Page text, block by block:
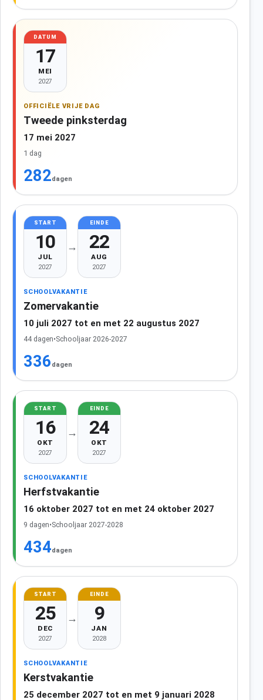
DATUM
17
MEI
2027
OFFICIËLE VRIJE DAG
Tweede pinksterdag
17 mei 2027
1 dag
282dagen
START
10
JUL
2027
→
EINDE
22
AUG
2027
SCHOOLVAKANTIE
Zomervakantie
10 juli 2027 tot en met 22 augustus 2027
44 dagen•Schooljaar 2026-2027
336 dagen
START
16
OKT
2027
→
EINDE
24
OKT
2027
SCHOOLVAKANTIE
Herfstvakantie
16 oktober 2027 tot en met 24 oktober 2027
9 dagen•Schooljaar 2027-2028
434dagen
START
25
DEC
2027
→
EINDE
9
JAN
2028
SCHOOLVAKANTIE
Kerstvakantie
25 december 2027 tot en met 9 januari 2028